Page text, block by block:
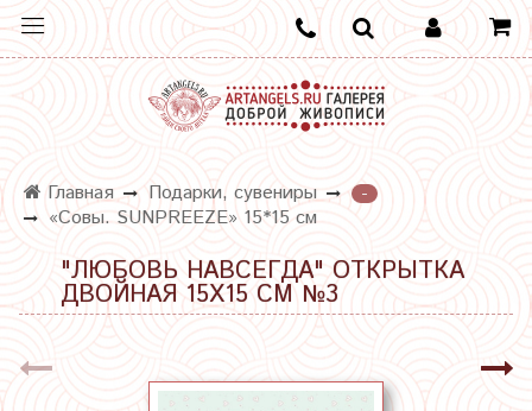
Главная Подарки, сувениры
-
«Совы. SUNPREEZE» 15*15 см
"ЛЮБОВЬ НАВСЕГДА" ОТКРЫТКА
ДВОЙНАЯ 15Х15 СМ №3